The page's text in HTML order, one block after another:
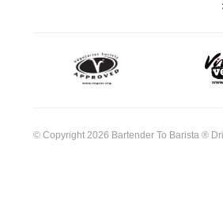
© Copyright 2026 Bartender To Barista ®